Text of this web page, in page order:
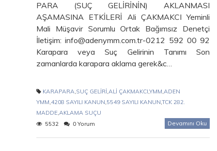
PARA (SUÇ GELİRİNİN) AKLANMASI
AŞAMASINA ETKİLERİ Ali ÇAKMAKCI Yeminli
Mali Müşavir Sorumlu Ortak Bağımsız Denetçi
İletişim: info@adenymm.com.tr-0212 592 00 92
Karapara veya Suç Gelirinin Tanımı Son
zamanlarda karapara aklama gerek&c…
KARAPARA,SUÇ GELİRİ,ALİ ÇAKMAKCI,YMM,ADEN
YMM,4208 SAYILI KANUN,5549 SAYILI KANUN,TCK 282.
MADDE,AKLAMA SUÇU
5532
0 Yorum Devamını Oku